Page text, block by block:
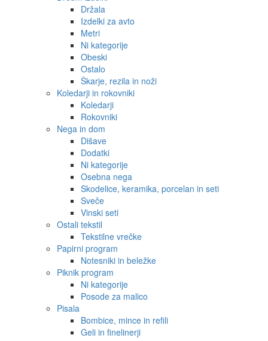
Držala
Izdelki za avto
Metri
Ni kategorije
Obeski
Ostalo
Škarje, rezila in noži
Koledarji in rokovniki
Koledarji
Rokovniki
Nega in dom
Dišave
Dodatki
Ni kategorije
Osebna nega
Skodelice, keramika, porcelan in seti
Sveče
Vinski seti
Ostali tekstil
Tekstilne vrečke
Papirni program
Notesniki in beležke
Piknik program
Ni kategorije
Posode za malico
Pisala
Bombice, mince in refili
Geli in finelinerji